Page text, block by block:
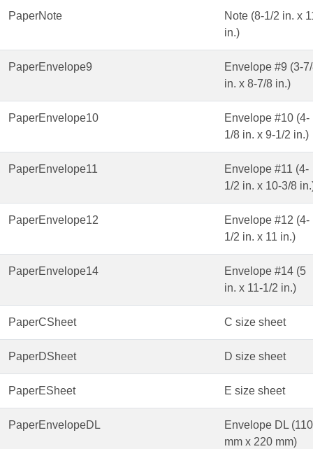
PaperNote
Note (8-1/2 in. x
in.)
PaperEnvelope9
Envelope #9 (3-
in. x 8-7/8 in.)
PaperEnvelope10
Envelope #10 (4-
1/8 in. x 9-1/2 in.)
PaperEnvelope11
Envelope #11 (4-
1/2 in. x 10-3/8
PaperEnvelope12
Envelope #12 (4-
1/2 in. x 11 in.)
PaperEnvelope14
Envelope #14 (5
in. x 11-1/2 in.)
PaperCSheet C size sheet
PaperDSheet D size sheet
PaperESheet E size sheet
PaperEnvelopeDL
Envelope DL (110
mm x 220 mm)